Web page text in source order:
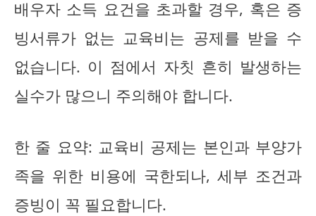
배우자 소득 요건을 초과할 경우, 혹은 증
빙서류가 없는 교육비는 공제를 받을 수
없습니다. 이 점에서 자칫 흔히 발생하는
실수가 많으니 주의해야 합니다.
한 줄 요약: 교육비 공제는 본인과 부양가
족을 위한 비용에 국한되나, 세부 조건과
증빙이 꼭 필요합니다.